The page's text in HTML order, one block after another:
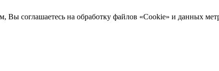
Вы соглашаетесь на обработку файлов «Cookie» и данных